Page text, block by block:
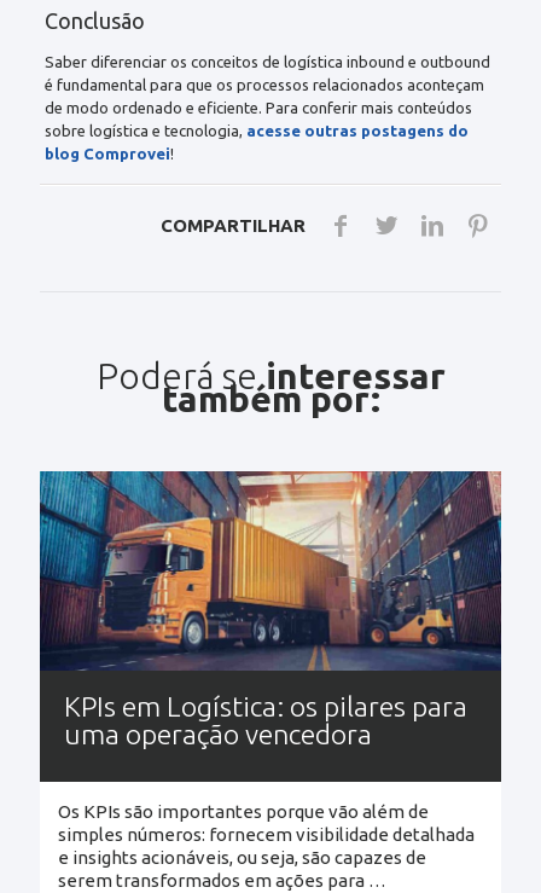
Conclusão
Saber diferenciar os conceitos de logística inbound e outbound
é fundamental para que os processos relacionados aconteçam
de modo ordenado e eficiente. Para conferir mais conteúdos
sobre logística e tecnologia, acesse outras postagens do
blog Comprovei!
COMPARTILHAR
Poderá seinteressar
também por:
KPIs em Logística: os pilares para
uma operação vencedora
Os KPIs são importantes porque vão além de
simples números: fornecem visibilidade detalhada
e insights acionáveis, ou seja, são capazes de
serem transformados em ações para …